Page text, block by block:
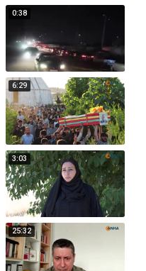
0:38
6:29
7 المشاهدات
3:03
12 المشاهدات
25:32
18 المشاهدات